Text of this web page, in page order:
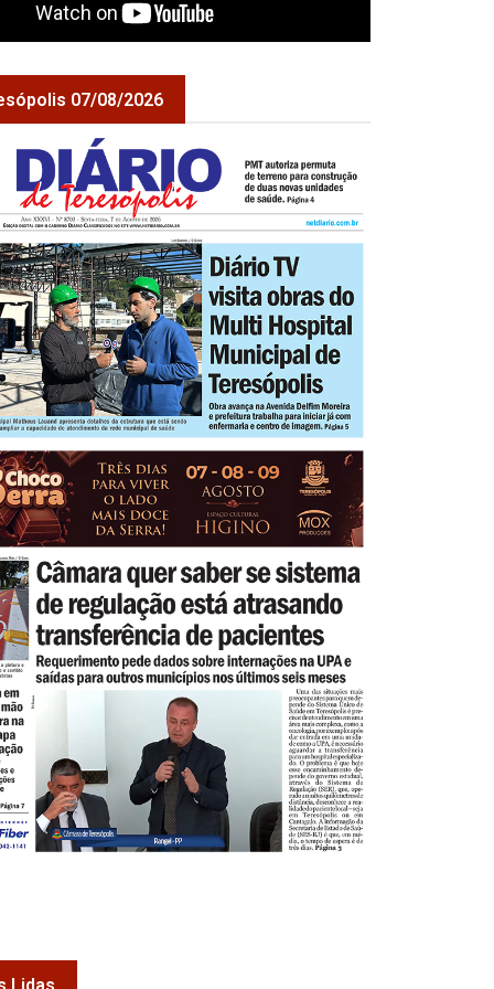
07/08/2026